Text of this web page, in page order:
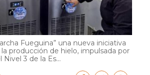
Fueguina” una nueva iniciativa
la producción de hielo, impulsada por
3 de la Es...